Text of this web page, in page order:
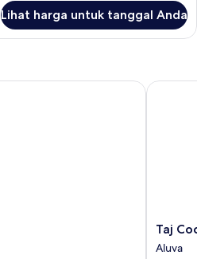
Lihat harga untuk tanggal Anda
Taj
Cochin
Taj
Aluva
Taj